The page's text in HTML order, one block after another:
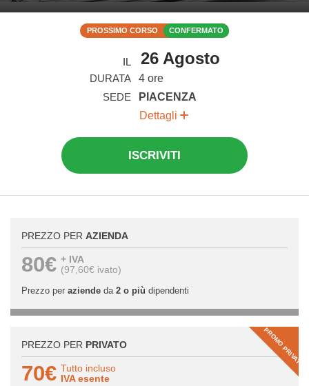
PROSSIMO CORSO CONFERMATO
IL 26 Agosto
DURATA
4 ore
SEDE
PIACENZA
Dettagli
ISCRIVITI
PREZZO PER AZIENDA
80€ + IVA
(97,60€ ivato)
Prezzo per aziendeda 2 o più dipendenti
PROMO PRIVATI
PREZZO PER PRIVATO
70€ Tutto incluso
IVA esente